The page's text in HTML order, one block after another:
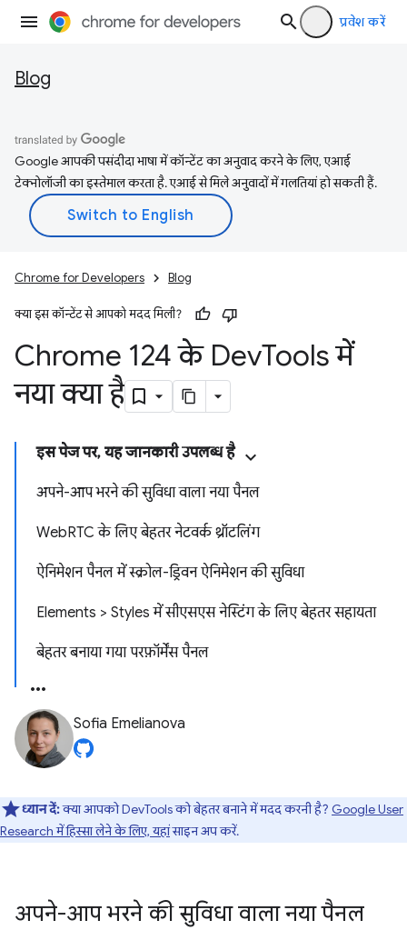
प्रवेश करें
Blog
Google आपकी पसंदीदा भाषा में कॉन्टेंट का अनुवाद करने के लिए, एआई
टेक्नोलॉजी का इस्तेमाल करता है. एआई से मिले अनुवादों में गलतियां हो सकती हैं.
Chrome for Developers Blog
क्या इस कॉन्टेंट से आपको मदद मिली?
Chrome 124 के DevTools में
नया क्या है
इस पेज पर, यह जानकारी उपलब्ध है
अपने-आप भरने की सुविधा वाला नया पैनल
WebRTC के लिए बेहतर नेटवर्क थ्रॉटलिंग
ऐनिमेशन पैनल में स्क्रोल-ड्रिवन ऐनिमेशन की सुविधा
Elements > Styles में सीएसएस नेस्टिंग के लिए बेहतर सहायता
बेहतर बनाया गया परफ़ॉर्मेंस पैनल
Sofia Emelianova
ध्यान दें:क्या आपको DevTools को बेहतर बनाने में मदद करनी है? Google User
Research में हिस्सा लेने के लिए, यहांसाइन अप करें.
अपने-आप भरने की सुविधा वाला नया पैनल